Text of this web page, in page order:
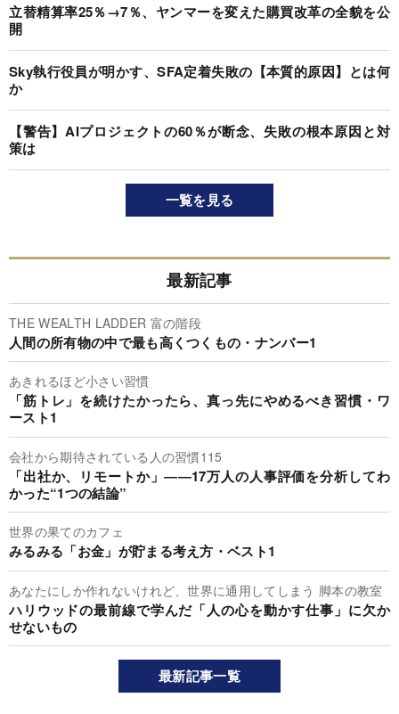
立替精算率25％→7％、ヤンマーを変えた購買改革の全貌を公
開
Sky執行役員が明かす、SFA定着失敗の【本質的原因】とは何
か
【警告】AIプロジェクトの60％が断念、失敗の根本原因と対
策は
一覧を見る
最新記事
THE WEALTH LADDER 富の階段
人間の所有物の中で最も高くつくもの・ナンバー1
あきれるほど小さい習慣
「筋トレ」を続けたかったら、真っ先にやめるべき習慣・ワ
ースト1
会社から期待されている人の習慣115
「出社か、リモートか」――17万人の人事評価を分析してわ
かった“1つの結論”
世界の果てのカフェ
みるみる「お金」が貯まる考え方・ベスト1
あなたにしか作れないけれど、世界に通用してしまう 脚本の教室
ハリウッドの最前線で学んだ「人の心を動かす仕事」に欠か
せないもの
最新記事一覧